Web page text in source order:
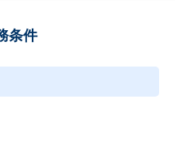
』認定
～)
企業 認定(2023)
条件